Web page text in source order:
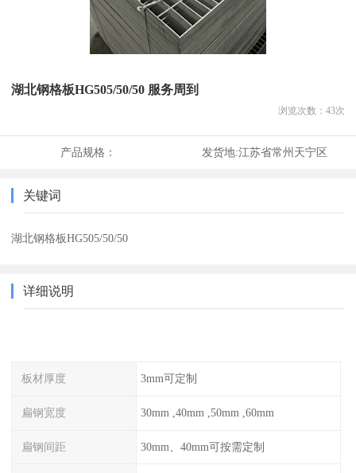
湖北钢格板HG505/50/50 服务周到
浏览次数： 43次
产品规格： 发货地:江苏省常州天宁区
关键词
湖北钢格板HG505/50/50
详细说明
板材厚度 3mm可定制
扁钢宽度 30mm ,40mm ,50mm ,60mm
扁钢间距 30mm、40mm可按需定制